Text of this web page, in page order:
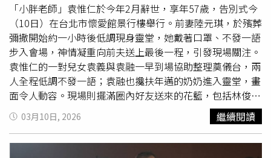
「小胖老師」袁惟仁於今年2月辭世，享年57歲，告別式今
（10日）在台北市懷愛館景行樓舉行。前妻陸元琪，於殯葬
彌撒開始約一小時後低調現身靈堂，她戴著口罩、不發一語
步入會場，神情凝重向前夫送上最後一程，引發現場關注。
袁惟仁的一對兒女袁義與袁融一早到場協助整理奠儀台，兩
人全程低調不發一語；袁融也攙扶年邁的奶奶進入靈堂，畫
面令人動容。現場則擺滿圈內好友送來的花籃，包括林俊傑
與劉若英等歌手都致贈花籃悼念，向這位華語樂壇的重要音
樂人致意。多位演藝圈好友也陸續到場弔唁，包括陶晶瑩與
李李仁夫婦身穿黑衣現身，陶晶瑩素顏到場、雙眼略顯紅
腫。昔日與袁惟仁組成「凡人二重唱」的莫凡一早參加彌撒
03月10日, 2026 繼續閱讀